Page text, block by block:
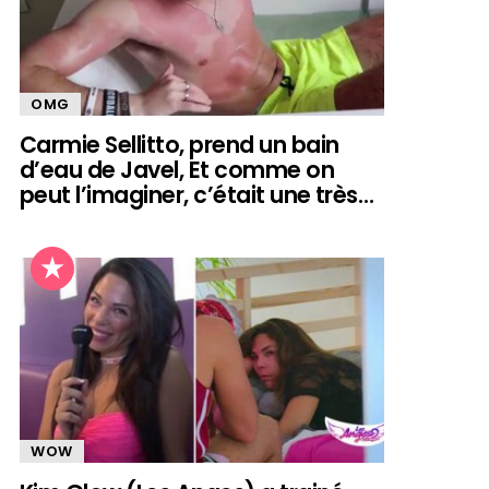
OMG
Carmie Sellitto, prend un bain
d’eau de Javel, Et comme on
peut l’imaginer, c’était une très…
WOW